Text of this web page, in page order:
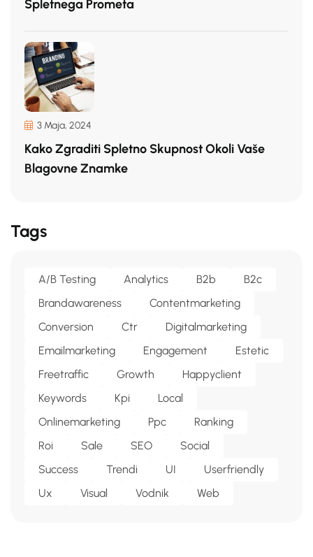
Spletnega Prometa
3 Maja, 2024
Kako Zgraditi Spletno Skupnost Okoli Vaše
Blagovne Znamke
Tags
A/b Testing Analytics B2b
B2c
Brandawareness
Contentmarketing
Conversion
Ctr
Digitalmarketing
Emailmarketing
Engagement
Estetic
Freetraffic
Growth
Happyclient
Keywords
Kpi
Local
Onlinemarketing
Ppc
Ranking
Roi
Sale SEO
Social
Success
Trendi UI
Userfriendly
Ux
Visual Vodnik Web